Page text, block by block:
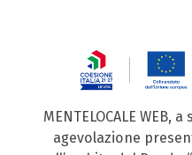
MENTELOCALE WEB,
agevolazione